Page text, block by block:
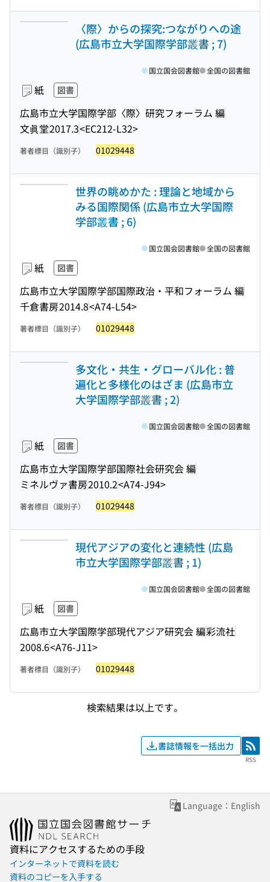
〈際〉からの探究:つながりへの途
(広島市立大学国際学部叢書 ; 7)
紙 図書
広島市立大学国際学部〈際〉研究フォーラム 編
文眞堂2017.3<EC212-L32>
国立国会図書館 全国の図書館
著者標目（識別子） 01029448
世界の眺めかた : 理論と地域から
みる国際関係 (広島市立大学国際
学部叢書 ; 6)
紙 図書
広島市立大学国際学部国際政治・平和フォーラム 編
千倉書房2014.8<A74-L54>
国立国会図書館 全国の図書館
著者標目（識別子） 01029448
多文化・共生・グローバル化 : 普
遍化と多様化のはざま (広島市立
大学国際学部叢書 ; 2)
紙 図書
広島市立大学国際学部国際社会研究会 編
ミネルヴァ書房2010.2<A74-J94>
国立国会図書館 全国の図書館
著者標目（識別子） 01029448
現代アジアの変化と連続性 (広島
市立大学国際学部叢書 ; 1)
紙 図書
広島市立大学国際学部現代アジア研究会 編彩流社
2008.6<A76-J11>
国立国会図書館 全国の図書館
著者標目（識別子） 01029448
検索結果は以上です。
書誌情報を一括出力 RSS
RSS
Language：English
資料にアクセスするための手段
インターネットで資料を読む
資料のコピーを入手する